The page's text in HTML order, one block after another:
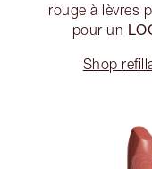
rouge à lèvres
pour un
Shop